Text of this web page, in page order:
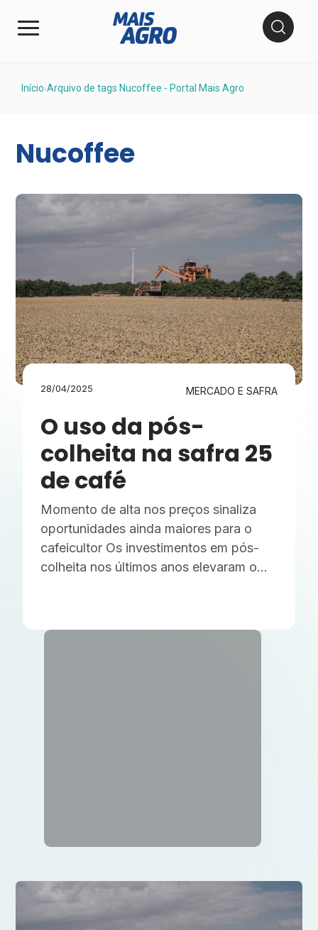
Início›Arquivo de tags Nucoffee - Portal Mais Agro
Nucoffee
28/04/2025 MERCADO E SAFRA
O uso da pós-
colheita na safra 25
de café
Momento de alta nos preços sinaliza
oportunidades ainda maiores para o
cafeicultor Os investimentos em pós-
colheita nos últimos anos elevaram o